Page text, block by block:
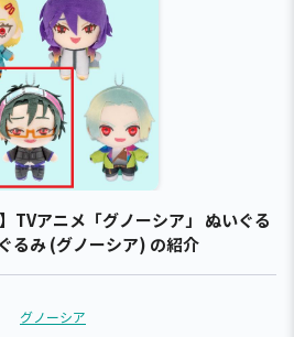
TVアニメ「グノーシア」 ぬいぐる
るみ (グノーシア) の紹介
グノーシア